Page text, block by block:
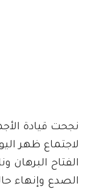
نجحت قيادة
لاجتماع ظهر
الفتاح البرهان
الصدع وإنهاء